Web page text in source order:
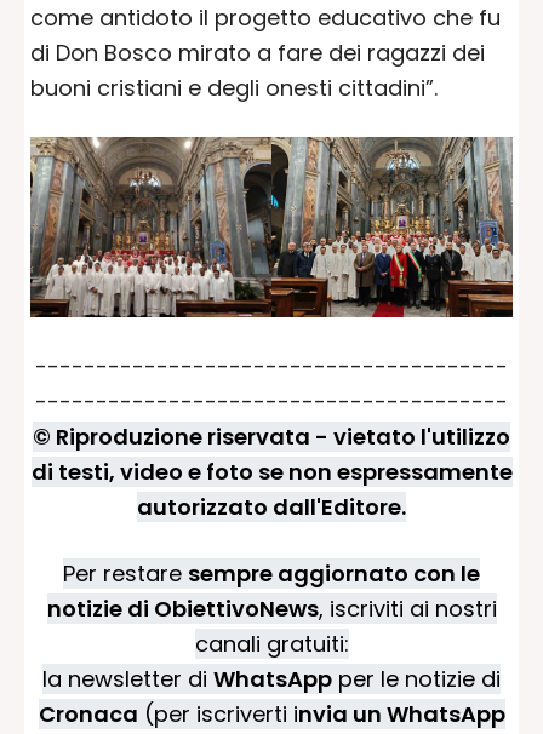
come antidoto il progetto educativo che fu
di Don Bosco mirato a fare dei ragazzi dei
buoni cristiani e degli onesti cittadini”.
---------------------------------------
---------------------------------------
© Riproduzione riservata - vietato l'utilizzo
di testi, video e foto se non espressamente
autorizzato dall'Editore.
Per restare sempre aggiornato con le
notizie di ObiettivoNews, iscriviti ai nostri
canali gratuiti:
la newsletter di WhatsApp per le notizie di
Cronaca (per iscriverti invia un WhatsApp